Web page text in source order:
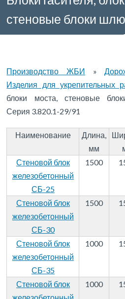
стеновые блоки
регуляторов.
Производство ЖБИ »
Изделия для укрепительных
блоки моста, стеновые
Серия 3.820.1-29/91
Наименование
Длина,
мм
Стеновой блок
железобетонный
СБ-25
1500
Стеновой блок
железобетонный
СБ-30
1500
Стеновой блок
железобетонный
СБ-35
1000
Стеновой блок
1000